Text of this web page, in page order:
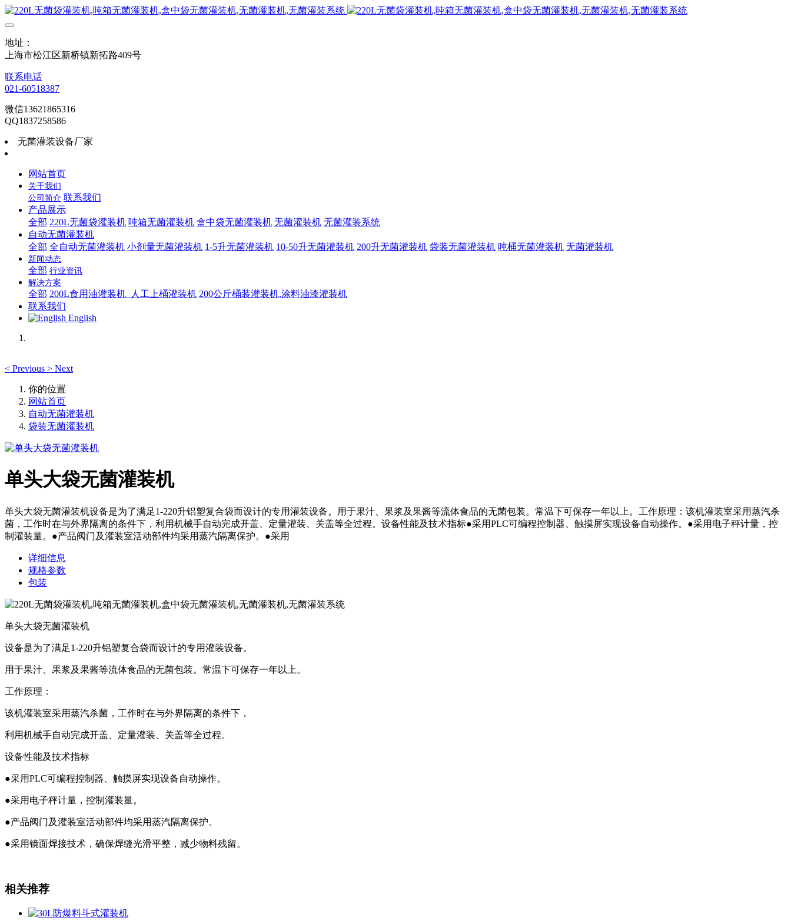
地址：
上海市松江区新桥镇新拓路409号
联系电话
021-60518387
微信13621865316
QQ1837258586
无菌灌装设备厂家
网站首页
关于我们
公司简介 联系我们
产品展示
全部 220L无菌袋灌装机 吨箱无菌灌装机 盒中袋无菌灌装机 无菌灌装机 无菌灌装系统
自动无菌灌装机
全部 全自动无菌灌装机 小剂量无菌灌装机 1-5升无菌灌装机 10-50升无菌灌装机 200升无菌灌装机 袋装无菌灌装机 吨桶无菌灌装机 无菌灌装机
新闻动态
全部 行业资讯
解决方案
全部 200L食用油灌装机_人工上桶灌装机 200公斤桶装灌装机,涂料油漆灌装机
联系我们
English
< Previous > Next
你的位置
网站首页
自动无菌灌装机
袋装无菌灌装机
单头大袋无菌灌装机
单头大袋无菌灌装机设备是为了满足1-220升铝塑复合袋而设计的专用灌装设备。用于果汁、果浆及果酱等流体食品的无菌包装。常温下可保存一年以上。工作原理：该机灌装室采用蒸汽杀
菌，工作时在与外界隔离的条件下，利用机械手自动完成开盖、定量灌装、关盖等全过程。设备性能及技术指标●采用PLC可编程控制器、触摸屏实现设备自动操作。●采用电子秤计量，控
制灌装量。●产品阀门及灌装室活动部件均采用蒸汽隔离保护。●采用
详细信息
规格参数
包装
单头大袋无菌灌装机
设备是为了满足1-220升铝塑复合袋而设计的专用灌装设备。
用于果汁、果浆及果酱等流体食品的无菌包装。常温下可保存一年以上。
工作原理：
该机灌装室采用蒸汽杀菌，工作时在与外界隔离的条件下，
利用机械手自动完成开盖、定量灌装、关盖等全过程。
设备性能及技术指标
●采用PLC可编程控制器、触摸屏实现设备自动操作。
●采用电子秤计量，控制灌装量。
●产品阀门及灌装室活动部件均采用蒸汽隔离保护。
●采用镜面焊接技术，确保焊缝光滑平整，减少物料残留。
相关推荐